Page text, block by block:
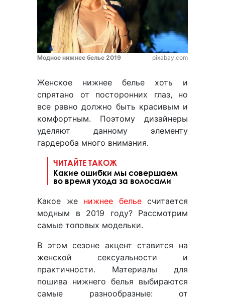
Модное нижнее белье 2019 pixabay.com
Женское нижнее белье хоть и
спрятано от посторонних глаз, но
все равно должно быть красивым и
комфортным. Поэтому дизайнеры
уделяют данному элементу
гардероба много внимания.
ЧИТАЙТЕ ТАКОЖ
Какие ошибки мы совершаем
во время ухода за волосами
Какое же нижнее бельесчитается
модным в 2019 году? Рассмотрим
самые топовых модельки.
В этом сезоне акцент ставится на
женской сексуальности и
практичности. Материалы для
пошива нижнего белья выбираются
самые разнообразные: от